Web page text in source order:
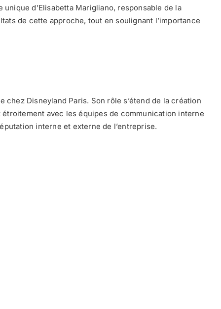
d’Elisabetta Marigliano, responsable de la
de cette approche, tout en soulignant l’importance
Disneyland Paris. Son rôle s’étend de la création
avec les équipes de communication interne
interne et externe de l’entreprise.